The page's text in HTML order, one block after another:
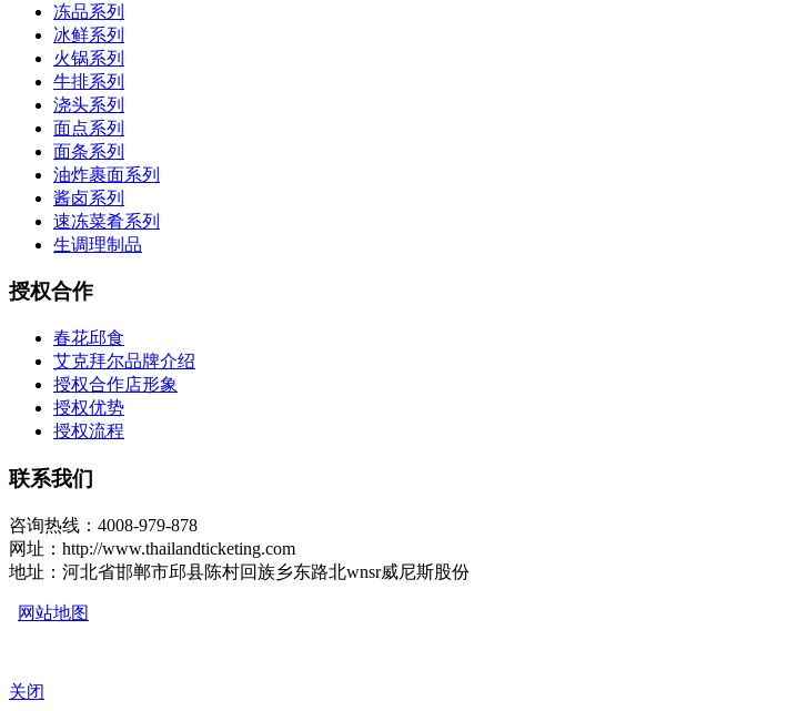
冻品系列
冰鲜系列
火锅系列
牛排系列
浇头系列
面点系列
面条系列
油炸裹面系列
酱卤系列
速冻菜肴系列
生调理制品
授权合作
春花邱食
艾克拜尔品牌介绍
授权合作店形象
授权优势
授权流程
联系我们
咨询热线：4008-979-878
网址：http://www.thailandticketing.com
地址：河北省邯郸市邱县陈村回族乡东路北wnsr威尼斯股份
网站地图
关闭